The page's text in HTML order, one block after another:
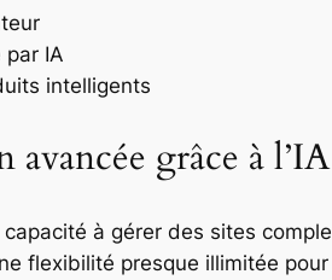
IA
intelligents
avancée grâce à l’IA
à gérer des sites
flexibilité presque illimitée